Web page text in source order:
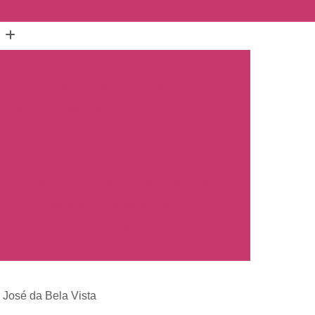
Emplacamento de Carro
da Bela Vista